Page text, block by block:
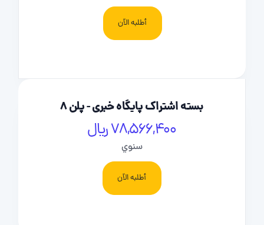
أطلبه الآن
بسته اشتراک پایگاه خبری - پلن 8
78,566,400 ریال
سنوي
أطلبه الآن